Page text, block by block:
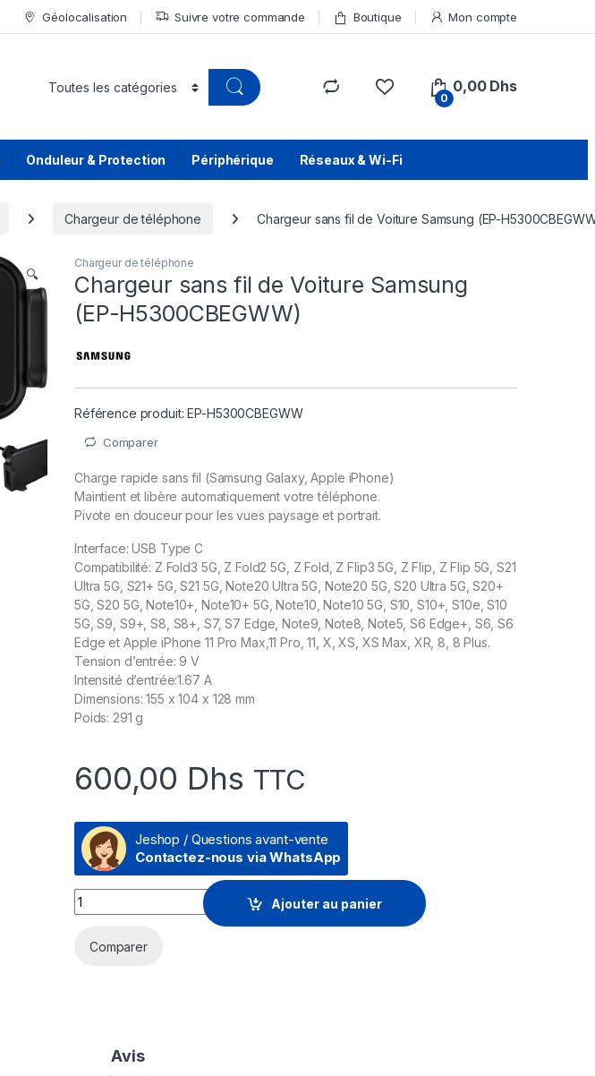
Géolocalisation Suivre votre commande Boutique Mon compte
0
0,00 Dhs
Onduleur & Protection Périphérique Réseaux & Wi-Fi
Chargeur de téléphone Chargeur sans fil de Voiture Samsung (EP-
🔍
Chargeur de téléphone
Chargeur sans fil de Voiture Samsung
(EP-H5300CBEGWW)
Référence produit: EP-H5300CBEGWW
Comparer
Charge rapide sans fil (Samsung Galaxy, Apple iPhone)
Maintient et libère automatiquement votre téléphone.
Pivote en douceur pour les vues paysage et portrait.
Interface: USB Type C
Compatibilité: Z Fold3 5G, Z Fold2 5G, Z Fold, Z Flip3 5G, Z Flip, Z Flip 5G, S21
Ultra 5G, S21+ 5G, S21 5G, Note20 Ultra 5G, Note20 5G, S20 Ultra 5G, S20+
5G, S20 5G, Note10+, Note10+ 5G, Note10, Note10 5G, S10, S10+, S10e, S10
5G, S9, S9+, S8, S8+, S7, S7 Edge, Note9, Note8, Note5, S6 Edge+, S6, S6
Edge et Apple iPhone 11 Pro Max,11 Pro, 11, X, XS, XS Max, XR, 8, 8 Plus.
Tension d’entrée: 9 V
Intensité d’entrée:1.67 A
Dimensions: 155 x 104 x 128 mm
Poids: 291 g
600,00 Dhs TTC
Jeshop / Questions avant-vente
Contactez-nous via WhatsApp
Chargeur sans fil de Voiture Samsung (EP-H5300CBEGWW) quantity
Ajouter au panier
Comparer
Avis